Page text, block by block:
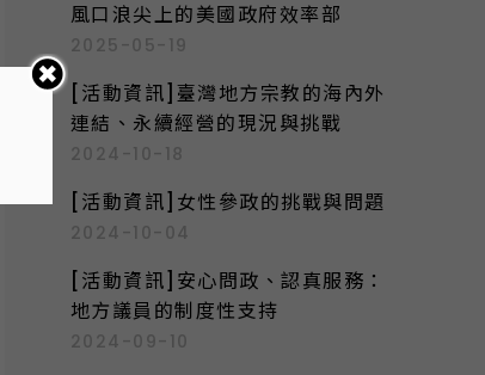
風口浪尖上的美國政府效率部
2025-05-19
[活動資訊]臺灣地方宗教的海內外
連結、永續經營的現況與挑戰
2024-10-18
[活動資訊]女性參政的挑戰與問題
2024-10-04
[活動資訊]安心問政、認真服務：
地方議員的制度性支持
2024-09-10